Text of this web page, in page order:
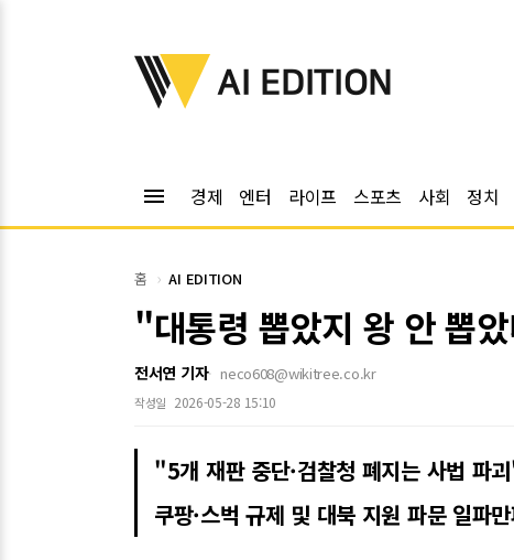
위키트리
AI EDITION
menu 경제 엔터 라이프 스포츠 사회 정치
홈 AI EDITION
"대통령 뽑았지 왕 안 뽑
전서연 기자 neco608@wikitree.co.kr
작성일 2026-05-28 15:10
"5개 재판 중단·검찰청 폐지는 사법 파
쿠팡·스벅 규제 및 대북 지원 파문 일파